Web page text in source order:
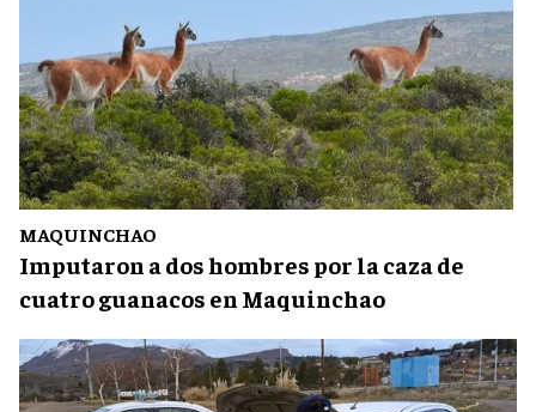
MAQUINCHAO
Imputaron a dos hombres por la caza de
cuatro guanacos en Maquinchao